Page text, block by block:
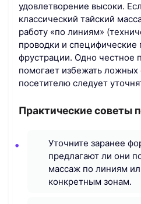
удовлетворение высоки.
классический тайский
работу «по линиям»
проводки и
фрустрации. Одно честное
помогает избежать
посетителю следует
Практические советы
Уточните заранее
предлагают ли они
массаж по линиям
конкретным зонам.